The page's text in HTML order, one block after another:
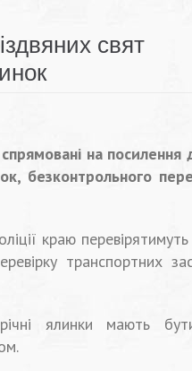
свят
на посилення
безконтрольного
краю
транспортних
ялинки мають